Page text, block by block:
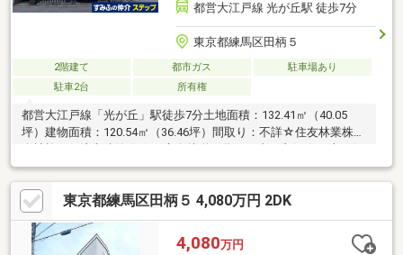
都営大江戸線 光が丘駅 徒歩7分
東京都練馬区田柄５
2階建て 都市ガス
駐車場あり
駐車2台
所有権
都営大江戸線「光が丘」駅徒歩7分土地面積：132.41㎡（40.05
坪）建物面積：120.54㎡（36.46坪）間取り：不詳☆住友林業株式
道路幅員約5.4ｍ・西側道路幅員約4.0ｍ）平成１２年築カースペ
ース有（車種による）
東京都練馬区田柄５ 4,080万円 2DK
4,080万円